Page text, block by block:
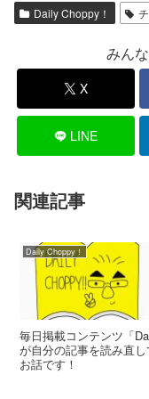
Daily Choppy！
みん
X
LINE
関連記事
Daily Choppy！
毎日掲載コンテンツ「
が自分の記事を読み直
お話です！